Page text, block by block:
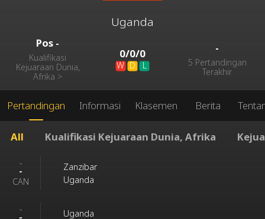
Uganda
Pos -
Kualifikasi
Kejuaraan Dunia,
Afrika >
0/0/0
W D L
-
5 Pertandingan
Terakhir
Pertandingan Informasi Klasemen Berita
All Kualifikasi Kejuaraan Dunia, Afrika
-
-
CAN
Zanzibar
Uganda
-
Uganda